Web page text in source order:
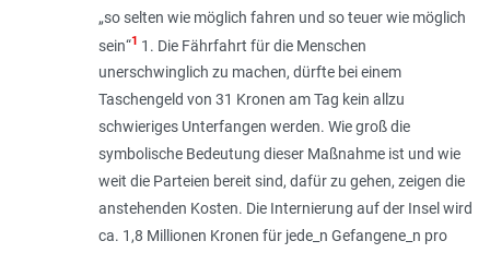
„so selten wie möglich fahren und so teuer wie möglich
sein“1 1. Die Fährfahrt für die Menschen
unerschwinglich zu machen, dürfte bei einem
Taschengeld von 31 Kronen am Tag kein allzu
schwieriges Unterfangen werden. Wie groß die
symbolische Bedeutung dieser Maßnahme ist und wie
weit die Parteien bereit sind, dafür zu gehen, zeigen die
anstehenden Kosten. Die Internierung auf der Insel wird
ca. 1,8 Millionen Kronen für jede_n Gefangene_n pro